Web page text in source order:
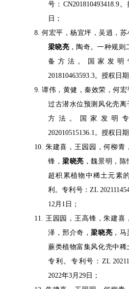
号：CN201810493418.9
日；
8. 何宏平，杨宜坪，吴逍，苏
梁晓亮 ，陶奇。一种规则
备方法。国家发明
201810463593.3。授权日
9. 谭伟，黄健，秦效荣，何宏
过古潜水位预测风化壳
方法。国家发明
202010515136.1。授权日
10. 朱建喜，王园园，何柳青
锋，梁晓亮 ，魏景明，
超积累植物中稀土元素
利。专利号：ZL
12月1日；
11. 王园园，王高锋，朱建喜
泽，邢介奇，梁晓亮 ，
蕨类植物富集风化壳中
专利。专利号：ZL
2022年3月29日；